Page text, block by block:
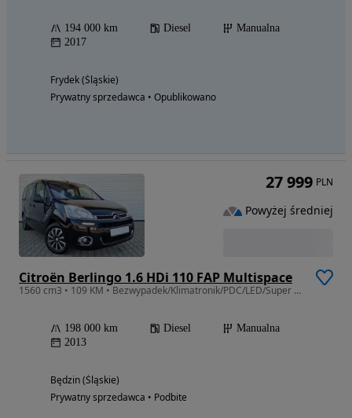
194 000 km Diesel
Manualna
2017
Frydek (Śląskie)
Prywatny sprzedawca • Opublikowano
Citroën Berlingo 1.6 HDi 110 FAP Multispace
1560 cm3 • 109 KM • Bezwypadek/Klimatronik/PDC/LED/Super Stan/Podgrzewane fotele
198 000 km Diesel
Manualna
2013
Będzin (Śląskie)
Prywatny sprzedawca • Podbite
27 999 PLN
Powyżej średniej